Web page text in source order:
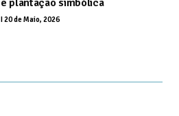
e plantação simbólica
I20 de Maio, 2026